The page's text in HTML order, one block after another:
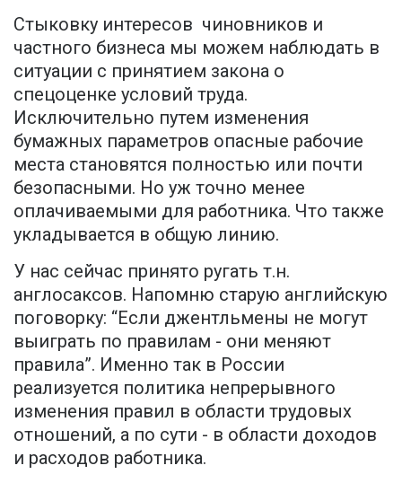
Стыковку интересов чиновников и
частного бизнеса мы можем наблюдать в
ситуации с принятием закона о
спецоценке условий труда.
Исключительно путем изменения
бумажных параметров опасные рабочие
места становятся полностью или почти
безопасными. Но уж точно менее
оплачиваемыми для работника. Что также
укладывается в общую линию.
У нас сейчас принято ругать т.н.
англосаксов. Напомню старую английскую
поговорку: “Если джентльмены не могут
выиграть по правилам - они меняют
правила”. Именно так в России
реализуется политика непрерывного
изменения правил в области трудовых
отношений, а по сути - в области доходов
и расходов работника.